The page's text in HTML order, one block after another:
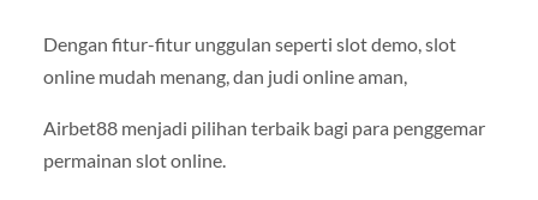
Dengan fitur-fitur unggulan seperti slot demo, slot
online mudah menang, dan judi online aman,
Airbet88 menjadi pilihan terbaik bagi para penggemar
permainan slot online.